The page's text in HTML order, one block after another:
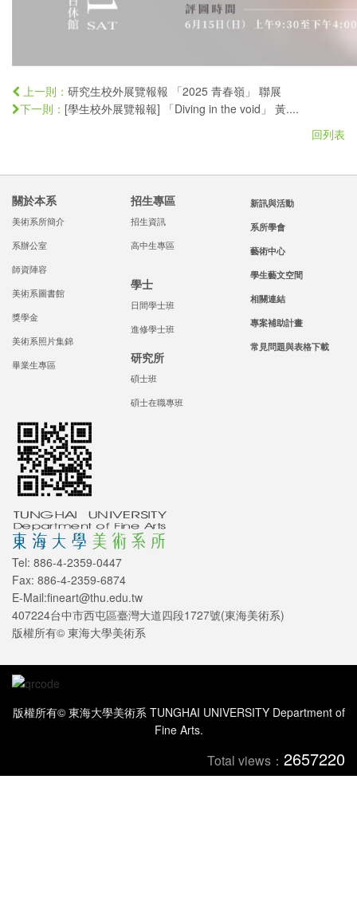
上一則： 研究生校外展覽報報 「2025 青春嶺」 聯展
下一則： [學生校外展覽報報] 「Diving in the void」 黃....
回列表
關於本系
美術系所簡介
系辦公室
師資陣容
美術系圖書館
獎學金
美術系照片集錦
畢業生專區
招生專區
招生資訊
高中生專區
學士
日間學士班
進修學士班
研究所
碩士班
碩士在職專班
新訊與活動
系所學會
藝術中心
學生藝文空間
相關連結
專案補助計畫
常見問題與表格下載
Tel: 886-4-2359-0447
Fax: 886-4-2359-6874
E-Mail:fineart@thu.edu.tw
407224台中市西屯區臺灣大道四段1727號(東海美術系)
版權所有© 東海大學美術系
版權所有© 東海大學美術系 TUNGHAI UNIVERSITY Department of
Fine Arts.
Total views： 2657220